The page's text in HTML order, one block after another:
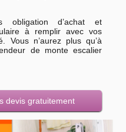
obligation d’achat et
à remplir avec vos
Vous n’aurez plus qu’à
de monte escalier
devis gratuitement